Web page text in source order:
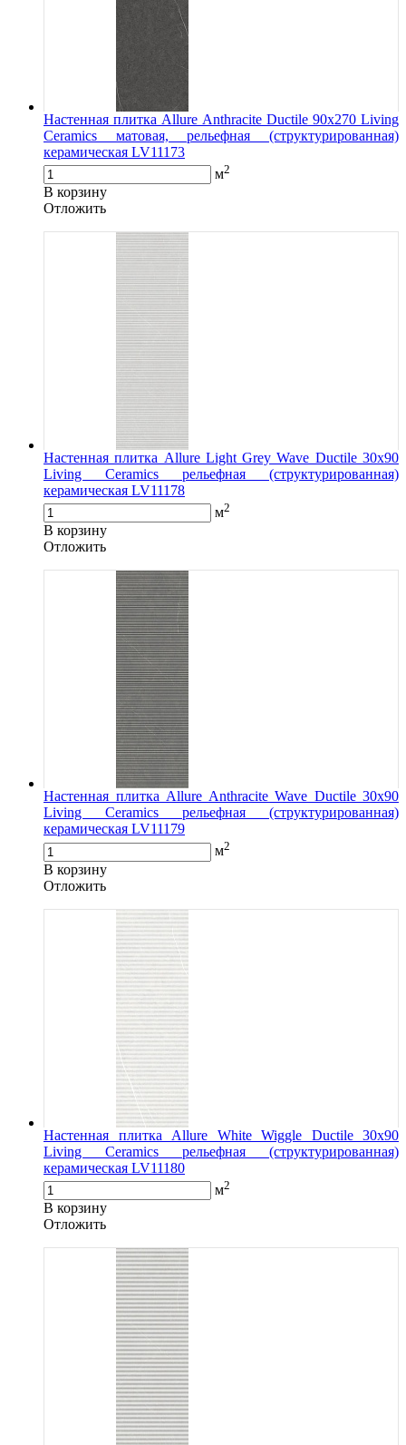
Настенная плитка Allure Anthracite Ductile 90x270 Living
Ceramics матовая, рельефная (структурированная)
керамическая LV11173
м2
В корзину
Oтложить
Настенная плитка Allure Light Grey Wave Ductile 30х90
Living Ceramics рельефная (структурированная)
керамическая LV11178
м2
В корзину
Oтложить
Настенная плитка Allure Anthracite Wave Ductile 30x90
Living Ceramics рельефная (структурированная)
керамическая LV11179
м2
В корзину
Oтложить
Настенная плитка Allure White Wiggle Ductile 30x90
Living Ceramics рельефная (структурированная)
керамическая LV11180
м2
В корзину
Oтложить